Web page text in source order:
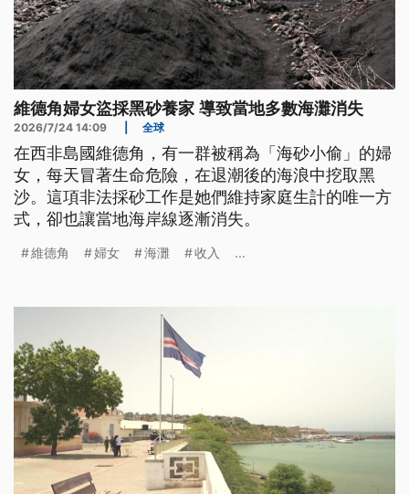
維德角婦女盜採黑砂養家 導致當地多數海灘消失
2026/7/24 14:09 全球
在西非島國維德角，有一群被稱為「海砂小偷」的婦
女，每天冒著生命危險，在退潮後的海浪中挖取黑
沙。這項非法採砂工作是她們維持家庭生計的唯一方
式，卻也讓當地海岸線逐漸消失。
維德角 婦女 海灘 收入 ...